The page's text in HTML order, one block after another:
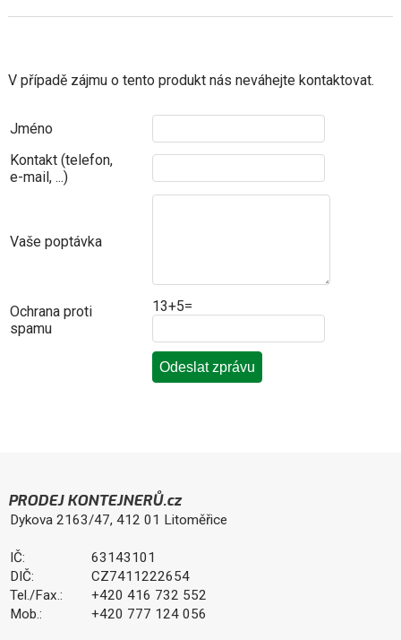
V případě zájmu o tento produkt nás neváhejte kontaktovat.
Jméno
Kontakt (telefon,
e-mail, ...)
Vaše poptávka
Ochrana proti
spamu
13+5=
PRODEJ KONTEJNERŮ.cz
Dykova 2163/47, 412 01 Litoměřice
IČ:
63143101
DIČ:
CZ7411222654
Tel./Fax.:
+420 416 732 552
Mob.:
+420 777 124 056